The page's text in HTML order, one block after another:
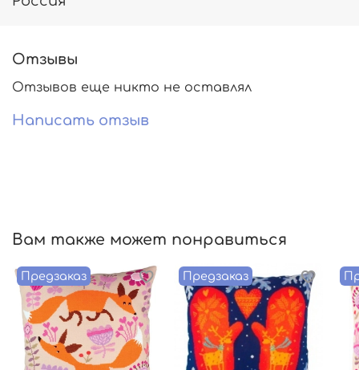
Отзывы
Отзывов еще никто не оставлял
Написать отзыв
Вам также может понравиться
Предзаказ Предзаказ